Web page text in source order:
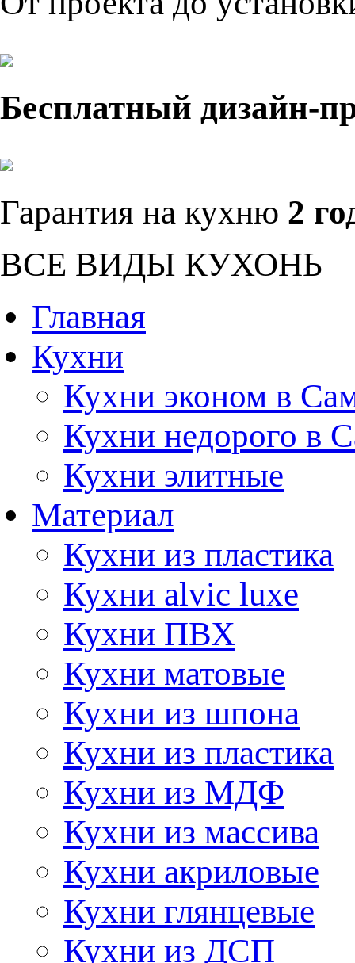
Бесплатный дизайн-
Гарантия на кухню 2
ВСЕ ВИДЫ КУХОНЬ
Главная
Кухни
Кухни эконом в
Кухни недорого в
Кухни элитные
Материал
Кухни из пластика
Кухни alvic luxe
Кухни ПВХ
Кухни матовые
Кухни из шпона
Кухни из пластика
Кухни из МДФ
Кухни из массива
Кухни акриловые
Кухни глянцевые
Кухни из ДСП